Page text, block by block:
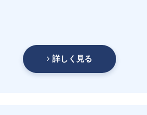
詳しく見る